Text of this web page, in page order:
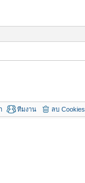
ลบ Cookies
ทีมงาน